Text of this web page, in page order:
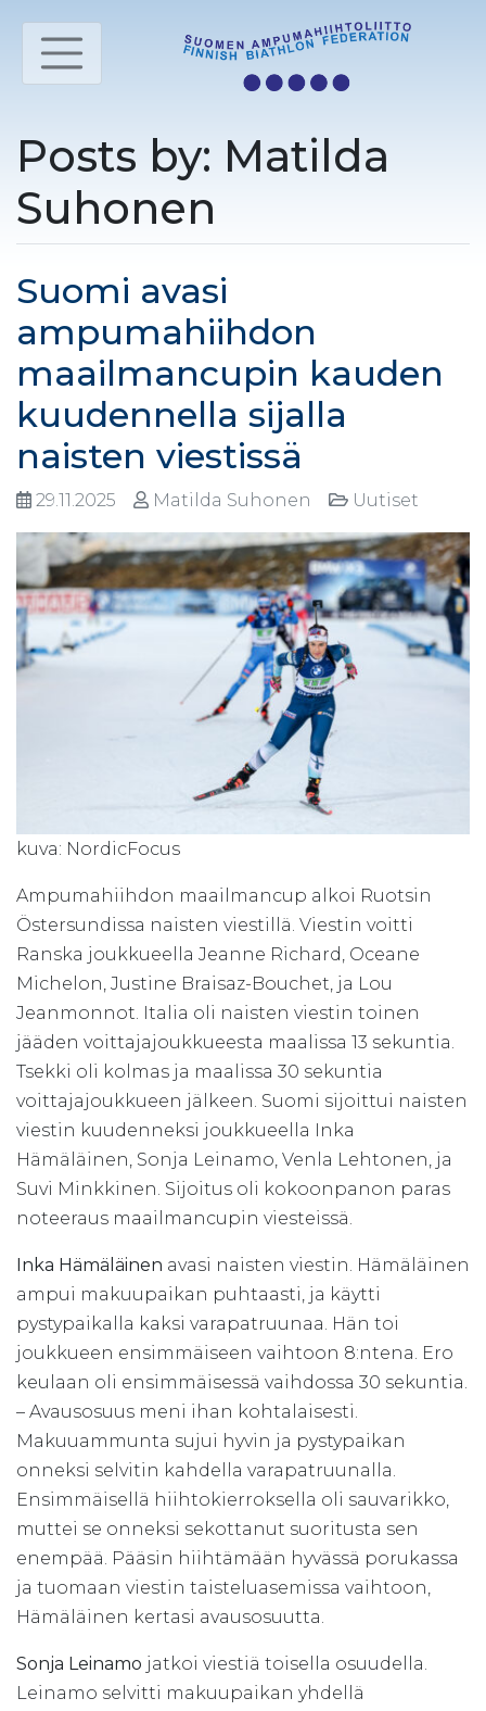
Posts by: Matilda
Suhonen
Suomi avasi
ampumahiihdon
maailmancupin kauden
kuudennella sijalla
naisten viestissä
29.11.2025 Matilda Suhonen Uutiset
kuva: NordicFocus
Ampumahiihdon maailmancup alkoi Ruotsin
Östersundissa naisten viestillä. Viestin voitti
Ranska joukkueella Jeanne Richard, Oceane
Michelon, Justine Braisaz-Bouchet, ja Lou
Jeanmonnot. Italia oli naisten viestin toinen
jääden voittajajoukkueesta maalissa 13 sekuntia.
Tsekki oli kolmas ja maalissa 30 sekuntia
voittajajoukkueen jälkeen. Suomi sijoittui naisten
viestin kuudenneksi joukkueella Inka
Hämäläinen, Sonja Leinamo, Venla Lehtonen, ja
Suvi Minkkinen. Sijoitus oli kokoonpanon paras
noteeraus maailmancupin viesteissä.
Inka Hämäläinen avasi naisten viestin. Hämäläinen
ampui makuupaikan puhtaasti, ja käytti
pystypaikalla kaksi varapatruunaa. Hän toi
joukkueen ensimmäiseen vaihtoon 8:ntena. Ero
keulaan oli ensimmäisessä vaihdossa 30 sekuntia.
– Avausosuus meni ihan kohtalaisesti.
Makuuammunta sujui hyvin ja pystypaikan
onneksi selvitin kahdella varapatruunalla.
Ensimmäisellä hiihtokierroksella oli sauvarikko,
muttei se onneksi sekottanut suoritusta sen
enempää. Pääsin hiihtämään hyvässä porukassa
ja tuomaan viestin taisteluasemissa vaihtoon,
Hämäläinen kertasi avausosuutta.
Sonja Leinamo jatkoi viestiä toisella osuudella.
Leinamo selvitti makuupaikan yhdellä